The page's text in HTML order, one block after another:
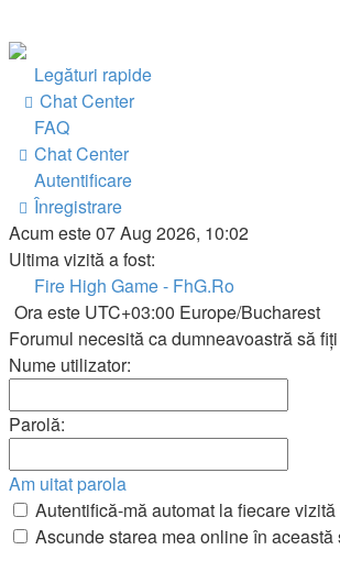
Legături rapide
Chat Center
FAQ
Chat Center
Autentificare
Înregistrare
Acum este 07 Aug 2026, 10:02
Ultima vizită a fost:
Fire High Game - FhG.Ro
Ora este UTC+03:00 Europe/Bucharest
Forumul necesită ca dumneavoastră să
Nume utilizator:
Parolă:
Am uitat parola
Autentifică-mă automat la fiecare vizită
Ascunde starea mea online în această